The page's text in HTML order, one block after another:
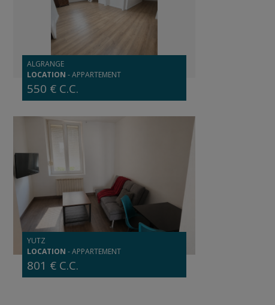
ALGRANGE
LOCATION -APPARTEMENT
550 € C.C.
YUTZ
LOCATION -APPARTEMENT
801 € C.C.